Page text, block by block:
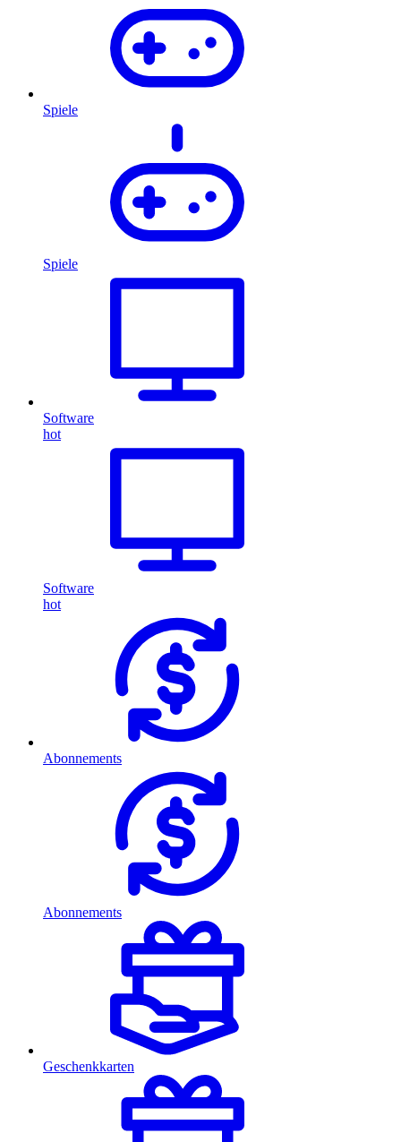
Spiele
Spiele
Software
hot
Software
hot
Abonnements
Abonnements
Geschenkkarten